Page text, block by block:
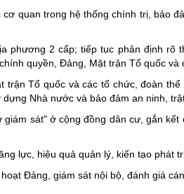
quan trong hệ thống chính trị, bảo
phương 2 cấp; tiếp tục phân định rõ
quyền, Đảng, Mặt trận Tổ quốc
trận Tổ quốc và các tổ chức, đoàn
Nhà nước và bảo đảm an ninh,
sát" ở cộng đồng dân cư, gắn
lực, hiệu quả quản lý, kiến tạo phát
Đảng, giám sát nội bộ, đánh giá